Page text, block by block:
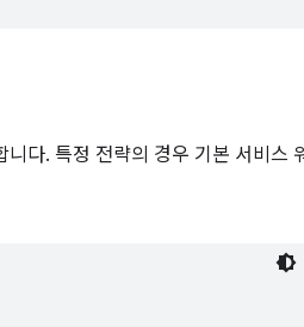
다. 특정 전략의 경우 기본 서비스